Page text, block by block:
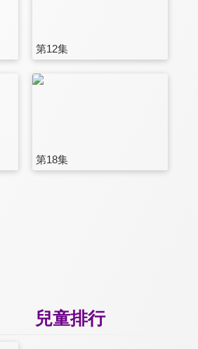
第12集
第18集
兒童排行